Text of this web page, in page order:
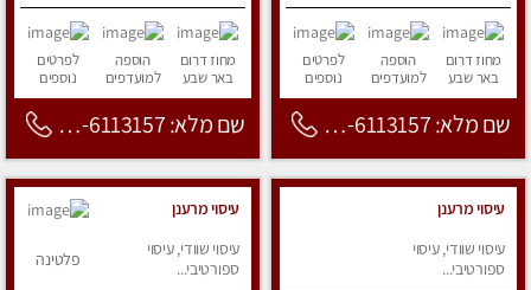
מחוז דרום
באר שבע
הוספה
למועדפים
לפרטים
נוספים
שם מלא: 053-6113157
מחוז דרום
באר שבע
הוספה
למועדפים
לפרטים
נוספים
שם מלא: 053-6113157
עיסוי מרענן
עיסוי שוודי, עיסוי
ספורטיבי...
עיסוי מרענן
עיסוי שוודי, עיסוי
ספורטיבי...
פלטינה